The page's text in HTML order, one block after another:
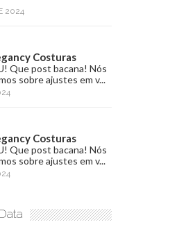
2024
Costuras
Que post bacana! Nós
sobre ajustes em v...
Costuras
Que post bacana! Nós
sobre ajustes em v...